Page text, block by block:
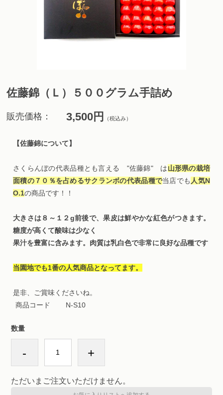
佐藤錦（Ｌ）５００グラム手詰め
販売価格： 3,500円 （税込み）
【佐藤錦について】
さくらんぼの代表品種とも言える "佐藤錦" は山形県の栽培
面積の７０％を占めるサクランボの代表品種で当店でも 人気N
O.1の商品です！！
大きさは８～１２g前後で、果皮は鮮やかな紅色がつきます。
糖度が高くて酸味は少なく
果汁を豊富に含みます。肉質は乳白色で非常に良好な品種です
当園地でも1番の人気商品となってます。
是非、ご賞味くださいね。
商品コード
N-S10
数量
- +
ただいまご注文いただけません。